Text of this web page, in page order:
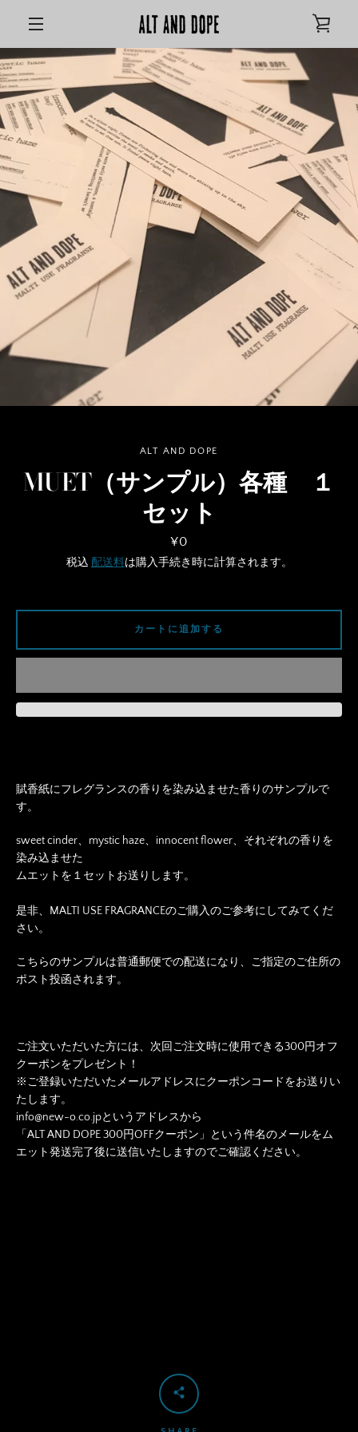
ン
ツ
に
ス
キ
プ
す
ニ
ュ
う
検
す
ト
を
見
る
ALT AND DOPE
MUET（サンプル）各種 １
セット
価
格
¥0
税込 配送料は購入手続き時に計算されます。
賦香紙にフレグランスの香りを染み込ませた香りのサンプルで
す。
sweet cinder、mystic haze、innocent flower、それぞれの香りを
染み込ませた
ムエットを１セットお送りします。
是非、MALTI USE FRAGRANCEのご購入のご参考にしてみてくだ
さい。
こちらのサンプルは普通郵便での配送になり、ご指定のご住所の
ポスト投函されます。
ご注文いただいた方には、次回ご注文時に使用できる300円オフ
クーポンをプレゼント！
※ご登録いただいたメールアドレスにクーポンコードをお送りい
たします。
info@new-o.co.jpというアドレスから
「ALT AND DOPE 300円OFFクーポン」という件名のメールをム
エット発送完了後に送信いたしますのでご確認ください。
カートに追加する